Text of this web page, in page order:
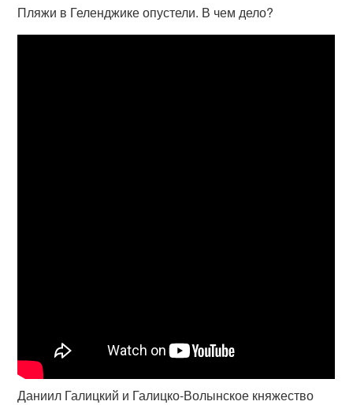
Пляжи в Геленджике опустели. В чем дело?
Даниил Галицкий и Галицко-Волынское княжество